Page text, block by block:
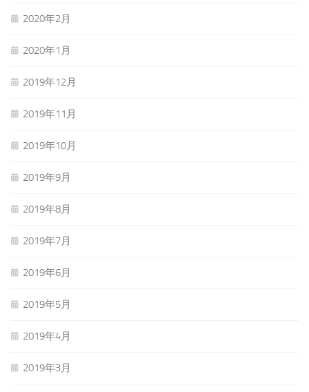
2020年2月
2020年1月
2019年12月
2019年11月
2019年10月
2019年9月
2019年8月
2019年7月
2019年6月
2019年5月
2019年4月
2019年3月